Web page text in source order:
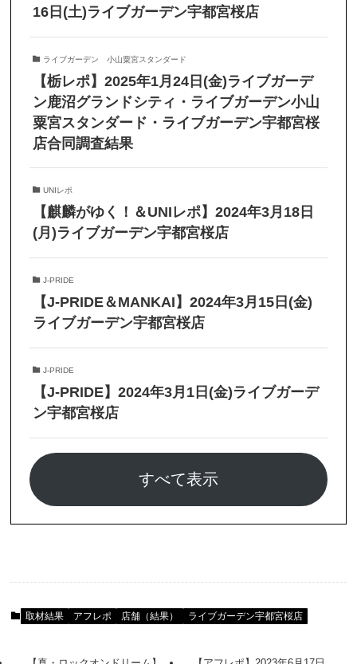
16日(土)ライブガーデン宇都宮桜店
ライブガーデン 小山粟宮スタンダード
【栃レポ】2025年1月24日(金)ライブガーデ
ン鹿沼グランドシティ・ライブガーデン小山
粟宮スタンダード・ライブガーデン宇都宮桜
店合同調査結果
UNIレポ
【麒麟がゆく！＆UNIレポ】2024年3月18日
(月)ライブガーデン宇都宮桜店
J-PRIDE
【J-PRIDE＆MANKAI】2024年3月15日(金)
ライブガーデン宇都宮桜店
J-PRIDE
【J-PRIDE】2024年3月1日(金)ライブガーデ
ン宇都宮桜店
すべて表示
取材結果 アフレポ 店舗（結果） ライブガーデン宇都宮桜店